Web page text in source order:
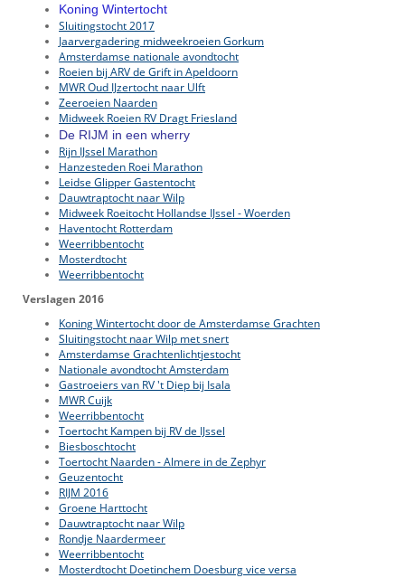
Koning Wintertocht
Sluitingstocht 2017
Jaarvergadering midweekroeien Gorkum
Amsterdamse nationale avondtocht
Roeien bij ARV de Grift in Apeldoorn
MWR Oud IJzertocht naar Ulft
Zeeroeien Naarden
Midweek Roeien RV Dragt Friesland
De RIJM in een wherry
Rijn IJssel Marathon
Hanzesteden Roei Marathon
Leidse Glipper Gastentocht
Dauwtraptocht naar Wilp
Midweek Roeitocht Hollandse IJssel - Woerden
Haventocht Rotterdam
Weerribbentocht
Mosterdtocht
Weerribbentocht
Verslagen 2016
Koning Wintertocht door de Amsterdamse Grachten
Sluitingstocht naar Wilp met snert
Amsterdamse Grachtenlichtjestocht
Nationale avondtocht Amsterdam
Gastroeiers van RV 't Diep bij Isala
MWR Cuijk
Weerribbentocht
Toertocht Kampen bij RV de IJssel
Biesboschtocht
Toertocht Naarden - Almere in de Zephyr
Geuzentocht
RIJM 2016
Groene Harttocht
Dauwtraptocht naar Wilp
Rondje Naardermeer
Weerribbentocht
Mosterdtocht Doetinchem Doesburg vice versa